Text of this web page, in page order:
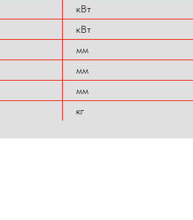
кВт
кВт
мм
мм
мм
кг